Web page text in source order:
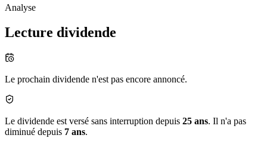
Analyse
Lecture dividende
Le prochain dividende n'est pas encore annoncé.
Le dividende est versé sans interruption depuis 25 ans. Il n'a pas
diminué depuis 7 ans.